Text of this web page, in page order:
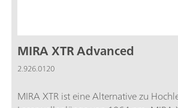
MIRA XTR Advanced
2.926.0120
MIRA XTR ist eine Alternative zu